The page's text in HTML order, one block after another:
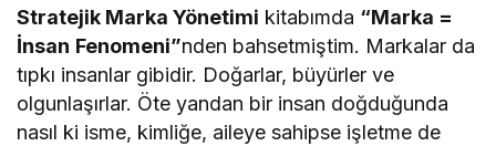
Stratejik Marka Yönetimi kitabımda “Marka =
İnsan Fenomeni”nden bahsetmiştim. Markalar da
tıpkı insanlar gibidir. Doğarlar, büyürler ve
olgunlaşırlar. Öte yandan bir insan doğduğunda
nasıl ki isme, kimliğe, aileye sahipse işletme de